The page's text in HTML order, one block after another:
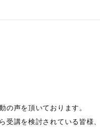
の声を頂いております。
講を検討されている皆様